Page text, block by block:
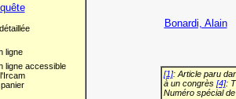
ligne
ligne accessible
Bonardi, Alain
[1]: Article paru
à un congrès [4]:
Numéro spécial